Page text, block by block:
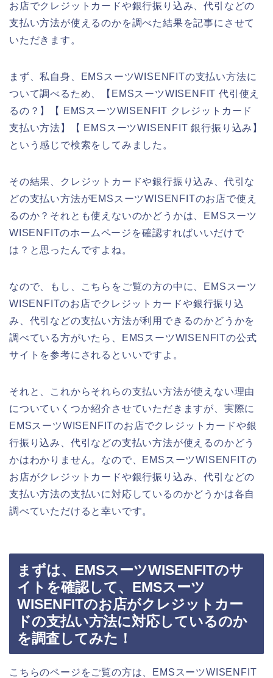
お店でクレジットカードや銀行振り込み、代引などの
支払い方法が使えるのかを調べた結果を記事にさせて
いただきます。
まず、私自身、EMSスーツWISENFITの支払い方法に
ついて調べるため、【EMSスーツWISENFIT 代引使え
るの？】【 EMSスーツWISENFIT クレジットカード
支払い方法】【 EMSスーツWISENFIT 銀行振り込み】
という感じで検索をしてみました。
その結果、クレジットカードや銀行振り込み、代引な
どの支払い方法がEMSスーツWISENFITのお店で使え
るのか？それとも使えないのかどうかは、EMSスーツ
WISENFITのホームページを確認すればいいだけで
は？と思ったんですよね。
なので、もし、こちらをご覧の方の中に、EMSスーツ
WISENFITのお店でクレジットカードや銀行振り込
み、代引などの支払い方法が利用できるのかどうかを
調べている方がいたら、EMSスーツWISENFITの公式
サイトを参考にされるといいですよ。
それと、これからそれらの支払い方法が使えない理由
についていくつか紹介させていただきますが、実際に
EMSスーツWISENFITのお店でクレジットカードや銀
行振り込み、代引などの支払い方法が使えるのかどう
かはわかりません。なので、EMSスーツWISENFITの
お店がクレジットカードや銀行振り込み、代引などの
支払い方法の支払いに対応しているのかどうかは各自
調べていただけると幸いです。
まずは、EMSスーツWISENFITのサ
イトを確認して、EMSスーツ
WISENFITのお店がクレジットカー
ドの支払い方法に対応しているのか
を調査してみた！
こちらのページをご覧の方は、EMSスーツWISENFIT